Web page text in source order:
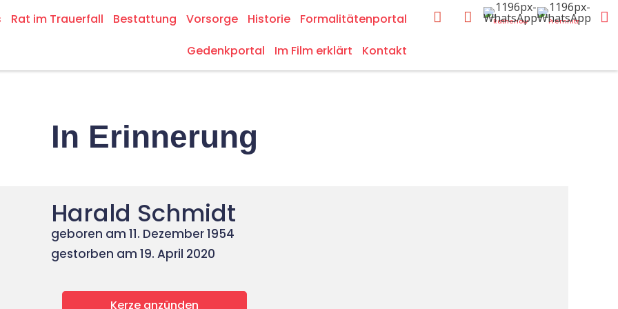
Rat im Trauerfall Bestattung Vorsorge Historie
Formalitätenportal
Gedenkportal
Im Film erklärt Kontakt
Rathenow Premnitz
In Erinnerung
Harald Schmidt
geboren am 11. Dezember 1954
gestorben am 19. April 2020
Kerze anzünden